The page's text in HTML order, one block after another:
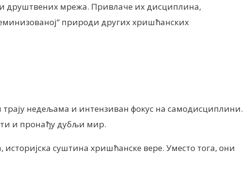
друштвених мрежа. Привлаче их дисциплина,
природи других хришћанских
трају недељама и интензиван фокус на самодисциплини.
и пронађу дубљи мир.
суштина хришћанске вере. Уместо тога, они